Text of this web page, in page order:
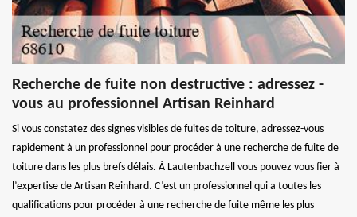
Recherche de fuite non destructive : adressez -
vous au professionnel Artisan Reinhard
Si vous constatez des signes visibles de fuites de toiture, adressez-vous
rapidement à un professionnel pour procéder à une recherche de fuite de
toiture dans les plus brefs délais. À Lautenbachzell vous pouvez vous fier à
l’expertise de Artisan Reinhard. C’est un professionnel qui a toutes les
qualifications pour procéder à une recherche de fuite même les plus